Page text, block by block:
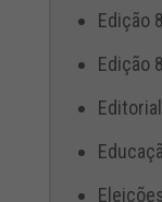
Edição
Edição